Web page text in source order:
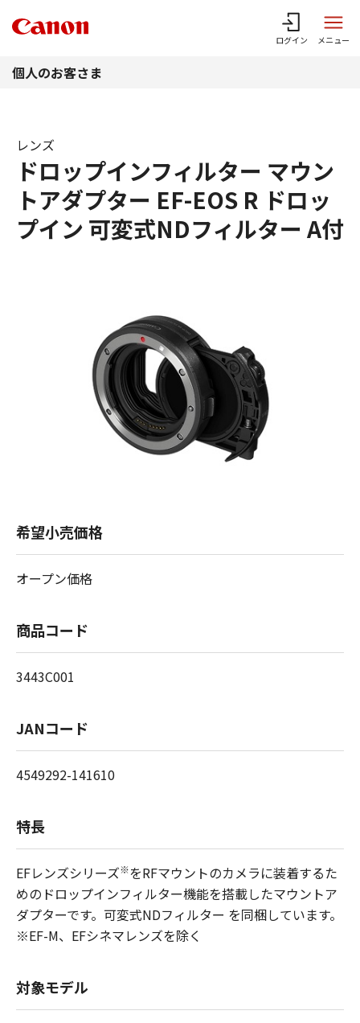
ログイン メニュー
個人のお客さま
ドロップインフィルター マウン
トアダプター EF-EOS R ドロッ
プイン 可変式NDフィルター A付
レンズ
希望小売価格
オープン価格
商品コード
3443C001
JANコード
4549292-141610
特長
EFレンズシリーズ※をRFマウントのカメラに装着するた
めのドロップインフィルター機能を搭載したマウントア
ダプターです。可変式NDフィルター を同梱しています。
※EF-M、EFシネマレンズを除く
対象モデル